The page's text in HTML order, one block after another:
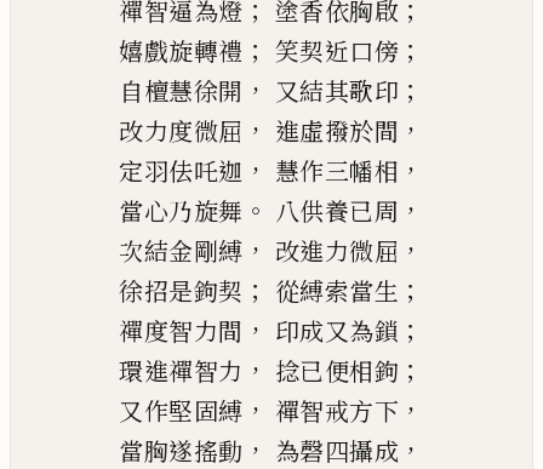
禪智逼為燈 ； 塗香依胸啟 ；
嬉戲旋轉禮 ； 笑契近口傍 ；
自檀慧徐開 ， 又結其歌印 ；
改力度微屈 ， 進虛撥於間 ，
定羽佉吒迦 ， 慧作三幡相 ，
當心乃旋舞 。 八供養已周 ，
次結金剛縛 ， 改進力微屈 ，
徐招是鉤契 ； 從縛索當生 ；
禪度智力間 ， 印成又為鎖 ；
環進禪智力 ， 捻已便相鉤 ；
又作堅固縛 ， 禪智戒方下 ，
當胸遂搖動 ， 為磬四攝成 ，